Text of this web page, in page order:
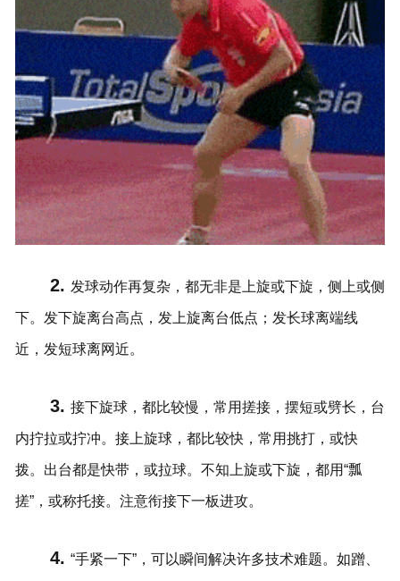
2. 发球动作再复杂，都无非是上旋或下旋，侧上或侧
下。发下旋离台高点，发上旋离台低点；发长球离端线
近，发短球离网近。
3.接下旋球，都比较慢，常用搓接，摆短或劈长，台
内拧拉或拧冲。接上旋球，都比较快，常用挑打，或快
拨。出台都是快带，或拉球。不知上旋或下旋，都用“瓢
搓”，或称托接。注意衔接下一板进攻。
4.“手紧一下”，可以瞬间解决许多技术难题。如蹭、